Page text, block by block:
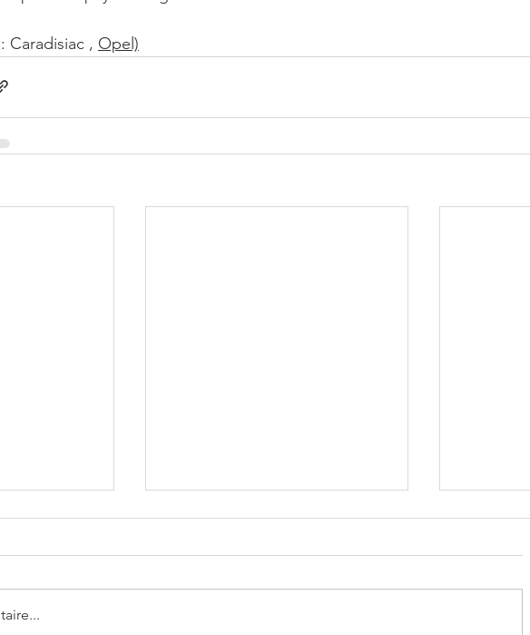
Caradisiac , Opel)